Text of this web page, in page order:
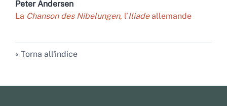
Peter Andersen
La Chanson des Nibelungen, l’Iliadeallemande
Torna all'indice